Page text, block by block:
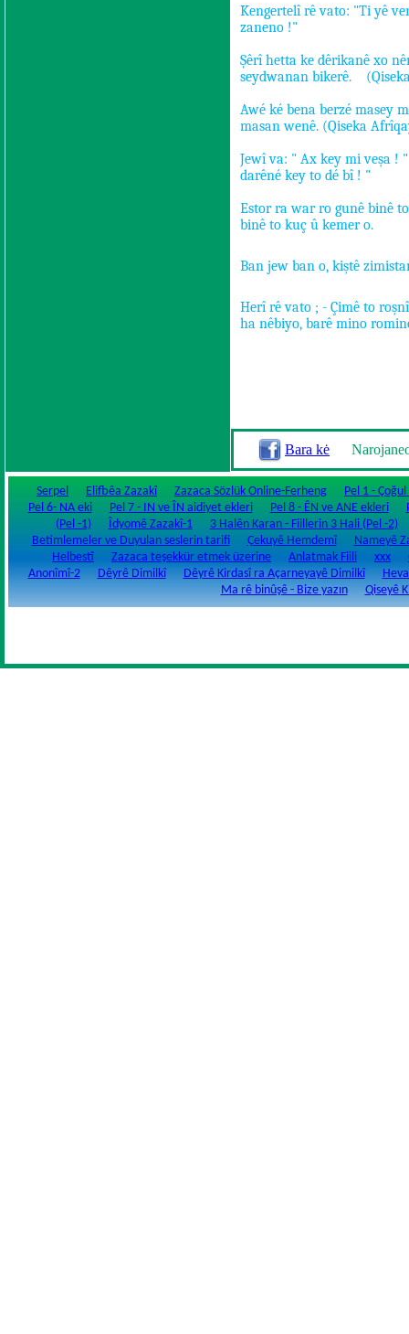
Kengertelî rê vato: "Ti yê
zaneno !"
Şêrî hetta ke dêrikanê xo
seydwanan bikerê.
Awé ké bena berzé masey
masan wenê. (Qiseka
Jewî va: " Ax key mi veşa ! "
darêné key to dé bî ! "
Estor ra war ro gunê binê
binê to kuç û kemer o.
Ban jew ban o, kiştê
Herî rê vato ; - Çimê to
ha nêbiyo, barê mino
Bara kė
Serpel Elifbêa Zazakî Zazaca Sözlük Online-Ferheng
Pel 1 -
Pel 6- NA eki
Pel 7 - IN ve ÎN aidiyet ekleri Pel 8 - ÊN ve ANE ekleri
(Pel -1)
Îdyomê Zazakî-1
3 Halên Karan - Fiillerin 3 Hali (Pel -2)
Betimlemeler ve Duyulan seslerin tarifi
Çekuyê Hemdemî
Nameyê
Helbestî
Zazaca teşekkür etmek üzerine Anlatmak Fiili xxx
Anonîmî-2
Dêyrê Dimilkî Dêyrê Kirdasî ra Açarneyayê Dimilkî
Ma rê binûşê - Bize yazın
Qiseyê